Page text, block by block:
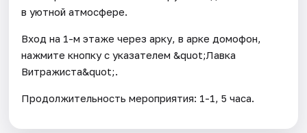
в уютной атмосфере.
Вход на 1-м этаже через арку, в арке домофон,
нажмите кнопку с указателем &quot;Лавка
Витражиста&quot;.
Продолжительность мероприятия: 1-1, 5 часа.